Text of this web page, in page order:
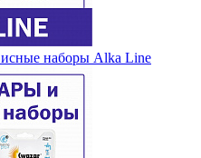
наборы Alka Line